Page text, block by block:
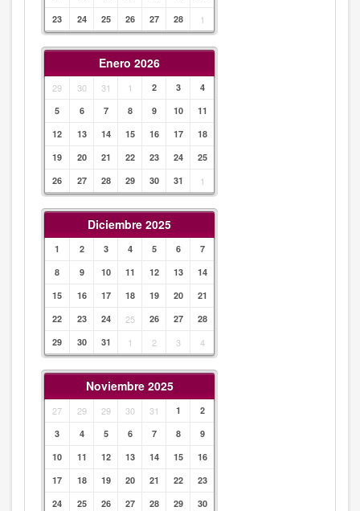
23
24 25 26 27 28 1
Enero 2026
29 30 31 1 2 3
4
5
6 7 8 9 10
11
12
13 14 15 16 17
18
19
20 21 22 23 24
25
26
27 28 29 30 31 1
Diciembre 2025
1 2 3 4 5 6
7
8
9 10 11 12 13
14
15
16 17 18 19 20
21
22
23 24 25 26 27
28
29
30 31 1 2 3 4
Noviembre 2025
27 29 29 30 31 1
2
3
4 5 6 7 8
9
10
11 12 13 14 15
16
17
18 19 20 21 22
23
24
25 26 27 28 29 30